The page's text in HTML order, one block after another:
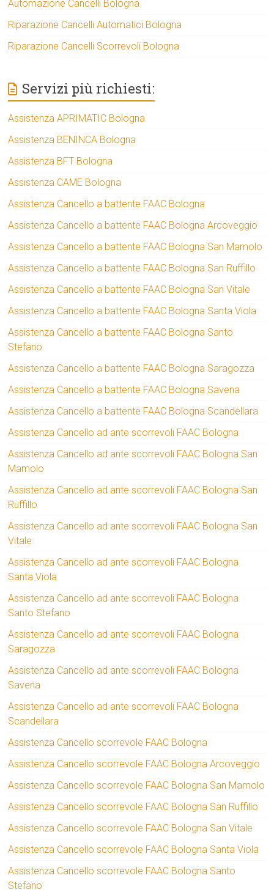
Automazione Cancelli Bologna
Riparazione Cancelli Automatici Bologna
Riparazione Cancelli Scorrevoli Bologna
Servizi più richiesti:
Assistenza APRIMATIC Bologna
Assistenza BENINCA Bologna
Assistenza BFT Bologna
Assistenza CAME Bologna
Assistenza Cancello a battente FAAC Bologna
Assistenza Cancello a battente FAAC Bologna Arcoveggio
Assistenza Cancello a battente FAAC Bologna San Mamolo
Assistenza Cancello a battente FAAC Bologna San Ruffillo
Assistenza Cancello a battente FAAC Bologna San Vitale
Assistenza Cancello a battente FAAC Bologna Santa Viola
Assistenza Cancello a battente FAAC Bologna Santo
Stefano
Assistenza Cancello a battente FAAC Bologna Saragozza
Assistenza Cancello a battente FAAC Bologna Savena
Assistenza Cancello a battente FAAC Bologna Scandellara
Assistenza Cancello ad ante scorrevoli FAAC Bologna
Assistenza Cancello ad ante scorrevoli FAAC Bologna San
Mamolo
Assistenza Cancello ad ante scorrevoli FAAC Bologna San
Ruffillo
Assistenza Cancello ad ante scorrevoli FAAC Bologna San
Vitale
Assistenza Cancello ad ante scorrevoli FAAC Bologna
Santa Viola
Assistenza Cancello ad ante scorrevoli FAAC Bologna
Santo Stefano
Assistenza Cancello ad ante scorrevoli FAAC Bologna
Saragozza
Assistenza Cancello ad ante scorrevoli FAAC Bologna
Savena
Assistenza Cancello ad ante scorrevoli FAAC Bologna
Scandellara
Assistenza Cancello scorrevole FAAC Bologna
Assistenza Cancello scorrevole FAAC Bologna Arcoveggio
Assistenza Cancello scorrevole FAAC Bologna San Mamolo
Assistenza Cancello scorrevole FAAC Bologna San Ruffillo
Assistenza Cancello scorrevole FAAC Bologna San Vitale
Assistenza Cancello scorrevole FAAC Bologna Santa Viola
Assistenza Cancello scorrevole FAAC Bologna Santo
Stefano